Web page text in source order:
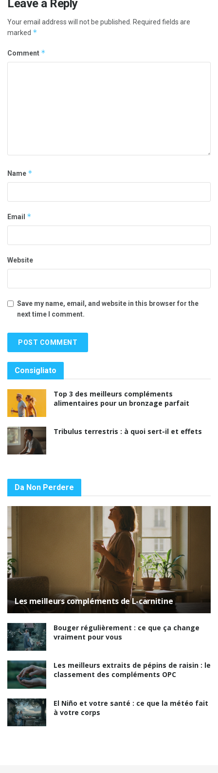
Leave a Reply
Your email address will not be published.
Required fields are
marked *
Comment *
Name *
Email *
Website
Save my name, email, and website in this browser for the
next time I comment.
Consigliato
Top 3 des meilleurs compléments
alimentaires pour un bronzage parfait
Tribulus terrestris : à quoi sert-il et effets
Da Non Perdere
Les meilleurs compléments de L-carnitine
Bouger régulièrement : ce que ça change
vraiment pour vous
Les meilleurs extraits de pépins de raisin : le
classement des compléments OPC
El Niño et votre santé : ce que la météo fait
à votre corps